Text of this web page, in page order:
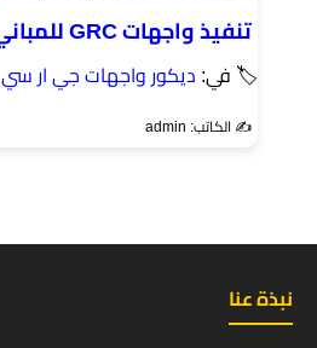
تنفيذ واجهات GRC للمباني في الرياض
🏷 في: ديكور واجهات جي ار سي
✍️ الكاتب: admin
نبذة عنا